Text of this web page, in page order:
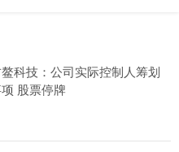
科技：公司实际控制人筹划
股票停牌